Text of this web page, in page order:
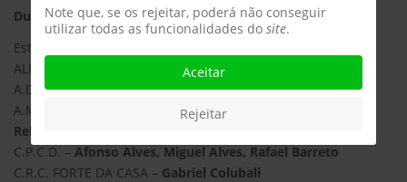
Duarte, Rodrigo Firmino, Tiago Quinta
Estiveram no treino dos Sub13 os seguintes atletas:
ALHANDRA S.C. –
Gustavo Casinha
A.D.R. TIRES FUTSAL –Breno Xavier
A.M. PORTELA –
Duarte Ribeiro, Francisco Dias, Guilherme
Relvas
C.P.C.D. – Afonso Alves, Miguel Alves, Rafael Barreto
C.R.C. FORTE DA CASA – Gabriel Colubali
Note que, se os rejeitar, poderá não conseguir
utilizar todas as funcionalidades do site.
Aceitar
Rejeitar